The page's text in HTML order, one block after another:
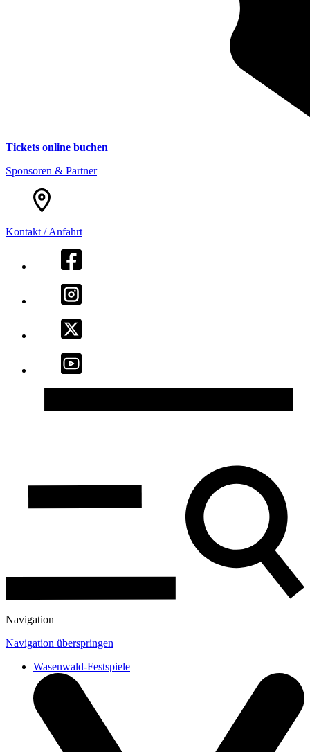
Tickets online buchen
Sponsoren & Partner
Kontakt / Anfahrt
Navigation
Navigation überspringen
Wasenwald-Festspiele